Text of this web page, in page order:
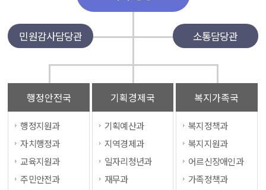
민원감사담당관 소통담당관
행정안전국
행정지원과
자치행정과
교육지원과
주민안전과
기획경제국
기획예산과
지역경제과
일자리청년과
재무과
복지가족국
복지정책과
복지지원과
어르신장애인과
가족정책과